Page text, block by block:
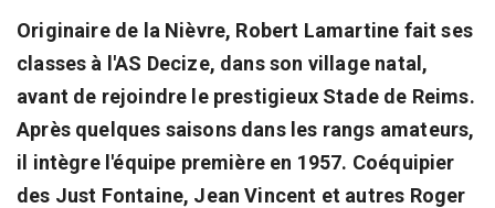
Originaire de la Nièvre, Robert Lamartine fait ses
classes à l'AS Decize, dans son village natal,
avant de rejoindre le prestigieux Stade de Reims.
Après quelques saisons dans les rangs amateurs,
il intègre l'équipe première en 1957. Coéquipier
des Just Fontaine, Jean Vincent et autres Roger